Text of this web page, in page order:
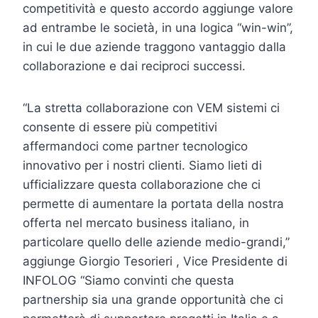
competitività e questo accordo aggiunge valore
ad entrambe le società, in una logica “win-win”,
in cui le due aziende traggono vantaggio dalla
collaborazione e dai reciproci successi.
“La stretta collaborazione con VEM sistemi ci
consente di essere più competitivi
affermandoci come partner tecnologico
innovativo per i nostri clienti. Siamo lieti di
ufficializzare questa collaborazione che ci
permette di aumentare la portata della nostra
offerta nel mercato business italiano, in
particolare quello delle aziende medio-grandi,”
aggiunge Giorgio Tesorieri , Vice Presidente di
INFOLOG “Siamo convinti che questa
partnership sia una grande opportunità che ci